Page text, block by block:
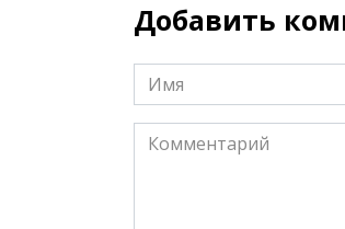
Добавить
Имя
*
Комментарий